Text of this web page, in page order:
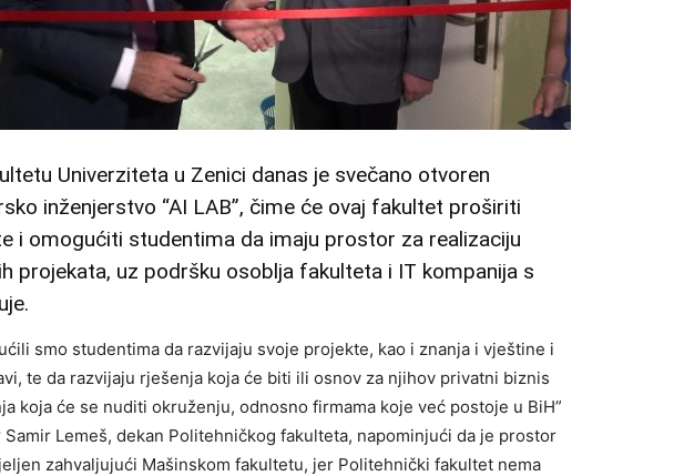
Univerziteta u Zenici danas je svečano otvoren
inženjerstvo “AI LAB”, čime će ovaj fakultet proširiti
i omogućiti studentima da imaju prostor za realizaciju
projekata, uz podršku osoblja fakulteta i IT kompanija s
smo studentima da razvijaju svoje projekte, kao i znanja i vještine i
te da razvijaju rješenja koja će biti ili osnov za njihov privatni biznis
koja će se nuditi okruženju, odnosno firmama koje već postoje u BiH”
Lemeš, dekan Politehničkog fakulteta, napominjući da je prostor
zahvaljujući Mašinskom fakultetu, jer Politehnički fakultet nema